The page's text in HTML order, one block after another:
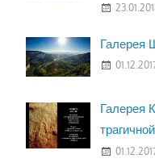
Галерея
Галерея